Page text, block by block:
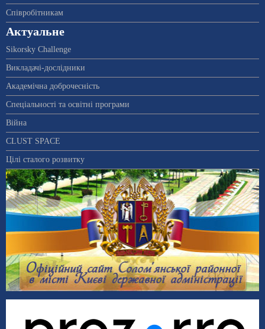
Співробітникам
Актуальне
Sikorsky Challenge
Викладачі-дослідники
Академічна доброчесність
Спеціальності та освітні програми
Війна
CLUST SPACE
Цілі сталого розвитку